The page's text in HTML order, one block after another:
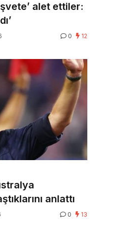
alet ettiler:
0 12
anlattı
0 13